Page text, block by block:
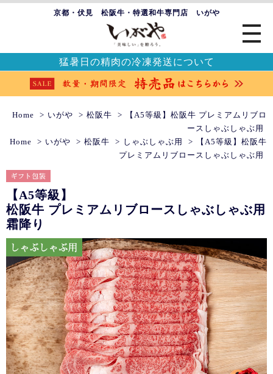
京都・伏見 松阪牛・特選和牛専門店 いがや
猛暑日の精肉の冷凍発送について
Home いがや 松阪牛
【A5等級】松阪牛 プレミアムリブロ
ースしゃぶしゃぶ用
Home
いがや 松阪牛 しゃぶしゃぶ用
【A5等級】松阪牛
プレミアムリブロースしゃぶしゃぶ用
【A5等級】
松阪牛 プレミアムリブロースしゃぶしゃぶ用
霜降り